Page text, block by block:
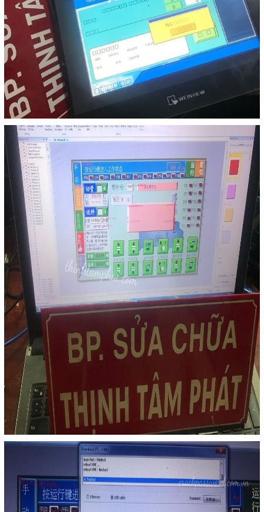
Liên hệ
Đóng
TRÊN MẠNG XÃ HỘI
Facebook
Google
Twitter
Gọi cho chúng tôi
Nhắn tin
Mail
COPYRIGHT 2018. ALL RIGHTS RESERVED